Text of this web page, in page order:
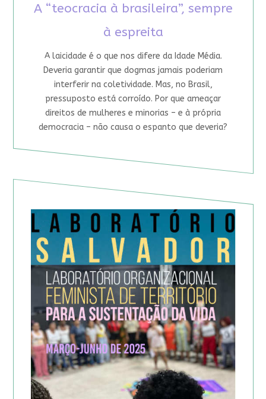
A “teocracia à brasileira”, sempre
à espreita
A laicidade é o que nos difere da Idade Média.
Deveria garantir que dogmas jamais poderiam
interferir na coletividade. Mas, no Brasil,
pressuposto está corroído. Por que ameaçar
direitos de mulheres e minorias – e à própria
democracia – não causa o espanto que deveria?